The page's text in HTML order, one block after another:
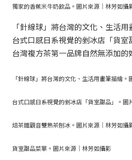
獨家的香蕉米牛奶飲品。圖片來源｜林芳如攝
「針線球」將台灣的文化、生活
台式口感日系視覺的剉冰店「貨室
台灣複方茶第一品牌自然無添加的
「針線球」將台灣的文化、生活用畫筆描繪
台式口感日系視覺的剉冰店「貨室甜品」。圖
焙茶鐵觀音雙熟茶刨冰。圖片來源｜林芳如攝
貨室甜品菜單。圖片來源｜林芳如攝影